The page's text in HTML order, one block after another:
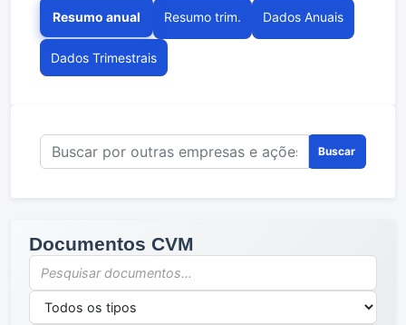
Resumo anual Resumo trim. Dados Anuais
Dados Trimestrais
Buscar
Documentos CVM